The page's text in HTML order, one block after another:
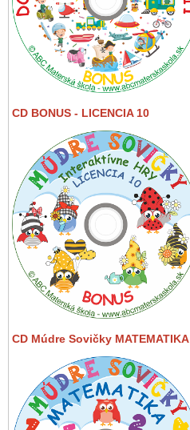
CD BONUS - LICENCIA 10
CD Múdre Sovičky MATEMATIKA